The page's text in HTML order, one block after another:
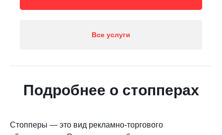
Все услуги
Подробнее о стопперах
Стопперы — это вид рекламно-торгового